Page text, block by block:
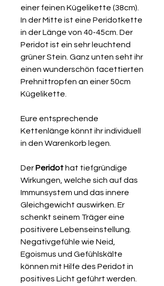
einer feinen Kügelikette (38cm).
In der Mitte ist eine Peridotkette
in der Länge von 40-45cm. Der
Peridot ist ein sehr leuchtend
grüner Stein. Ganz unten seht ihr
einen wunderschön facettierten
Prehnittropfen an einer 50cm
Kügelikette.
Eure entsprechende
Kettenlänge könnt ihr individuell
in den Warenkorb legen.
Der Peridot hat tiefgründige
Wirkungen, welche sich auf das
Immunsystem und das innere
Gleichgewicht auswirken. Er
schenkt seinem Träger eine
positivere Lebenseinstellung.
Negativgefühle wie Neid,
Egoismus und Gefühlskälte
können mit Hilfe des Peridot in
positives Licht geführt werden.